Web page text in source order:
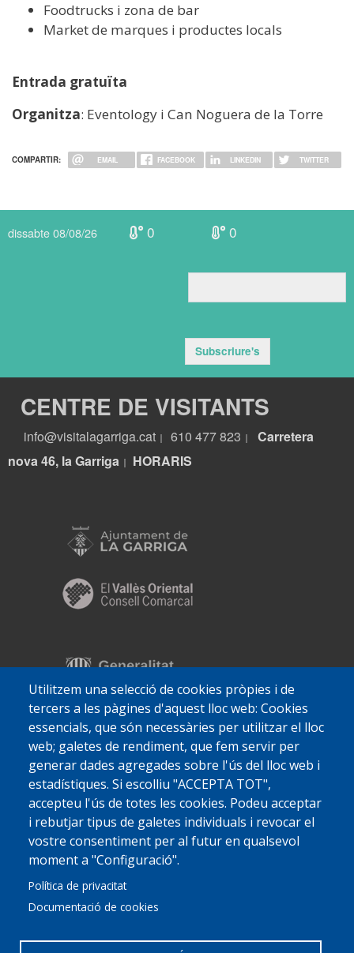
Foodtrucks i zona de bar
Market de marques i productes locals
Entrada gratuïta
Organitza: Eventology i Can Noguera de la Torre
COMPARTIR: EMAIL FACEBOOK LINKEDIN TWITTER
Utilitzem una selecció de cookies pròpies i de
tercers a les pàgines d'aquest lloc web: Cookies
essencials, que són necessàries per utilitzar el lloc
web; galetes de rendiment, que fem servir per
generar dades agregades sobre l'ús del lloc web i
estadístiques. Si escolliu "ACCEPTA TOT",
accepteu l'ús de totes les cookies. Podeu acceptar
i rebutjar tipus de galetes individuals i revocar el
vostre consentiment per al futur en qualsevol
moment a "Configuració".
Política de privacitat
Documentació de cookies
dissabte 08/08/26 0 0
Subscriure's
CENTRE DE VISITANTS
info@visitalagarriga.cat 610 477 823
Carretera
nova 46, la Garriga
HORARIS